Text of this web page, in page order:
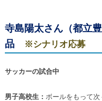
寺島陽太さん（都立
品
※シナリオ応募
サッカーの試合中
男子高校生： ボールをもって次